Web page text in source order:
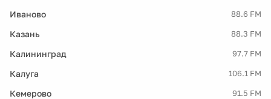
Иваново 88.6 FM
Казань 88.3 FM
Калининград 97.7 FM
Калуга 106.1 FM
Кемерово 91.5 FM